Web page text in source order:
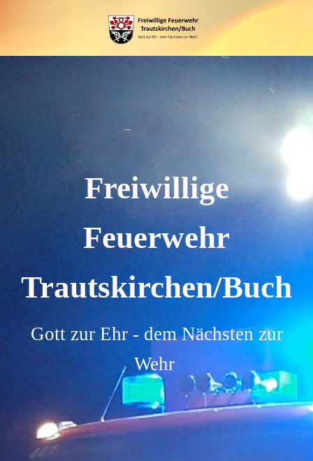
Freiwillige
Feuerwehr
Trautskirchen/Buch
Gott zur Ehr - dem Nächsten zur
Wehr